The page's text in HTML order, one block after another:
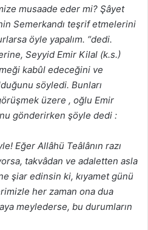
musaade eder mi? Şâyet
Semerkandı teşrif etmelerini
öyle yapalım. “dedi.
Seyyid Emir Kilal (k.s.)
kabûl edeceğini ve
söyledi. Bunları
üzere , oğlu Emir
gönderirken şöyle dedi :
Eğer Allâhü Teâlânın razı
takvâdan ve adaletten asla
şiar edinsin ki, kıyamet günü
her zaman ona dua
meylederse, bu durumların